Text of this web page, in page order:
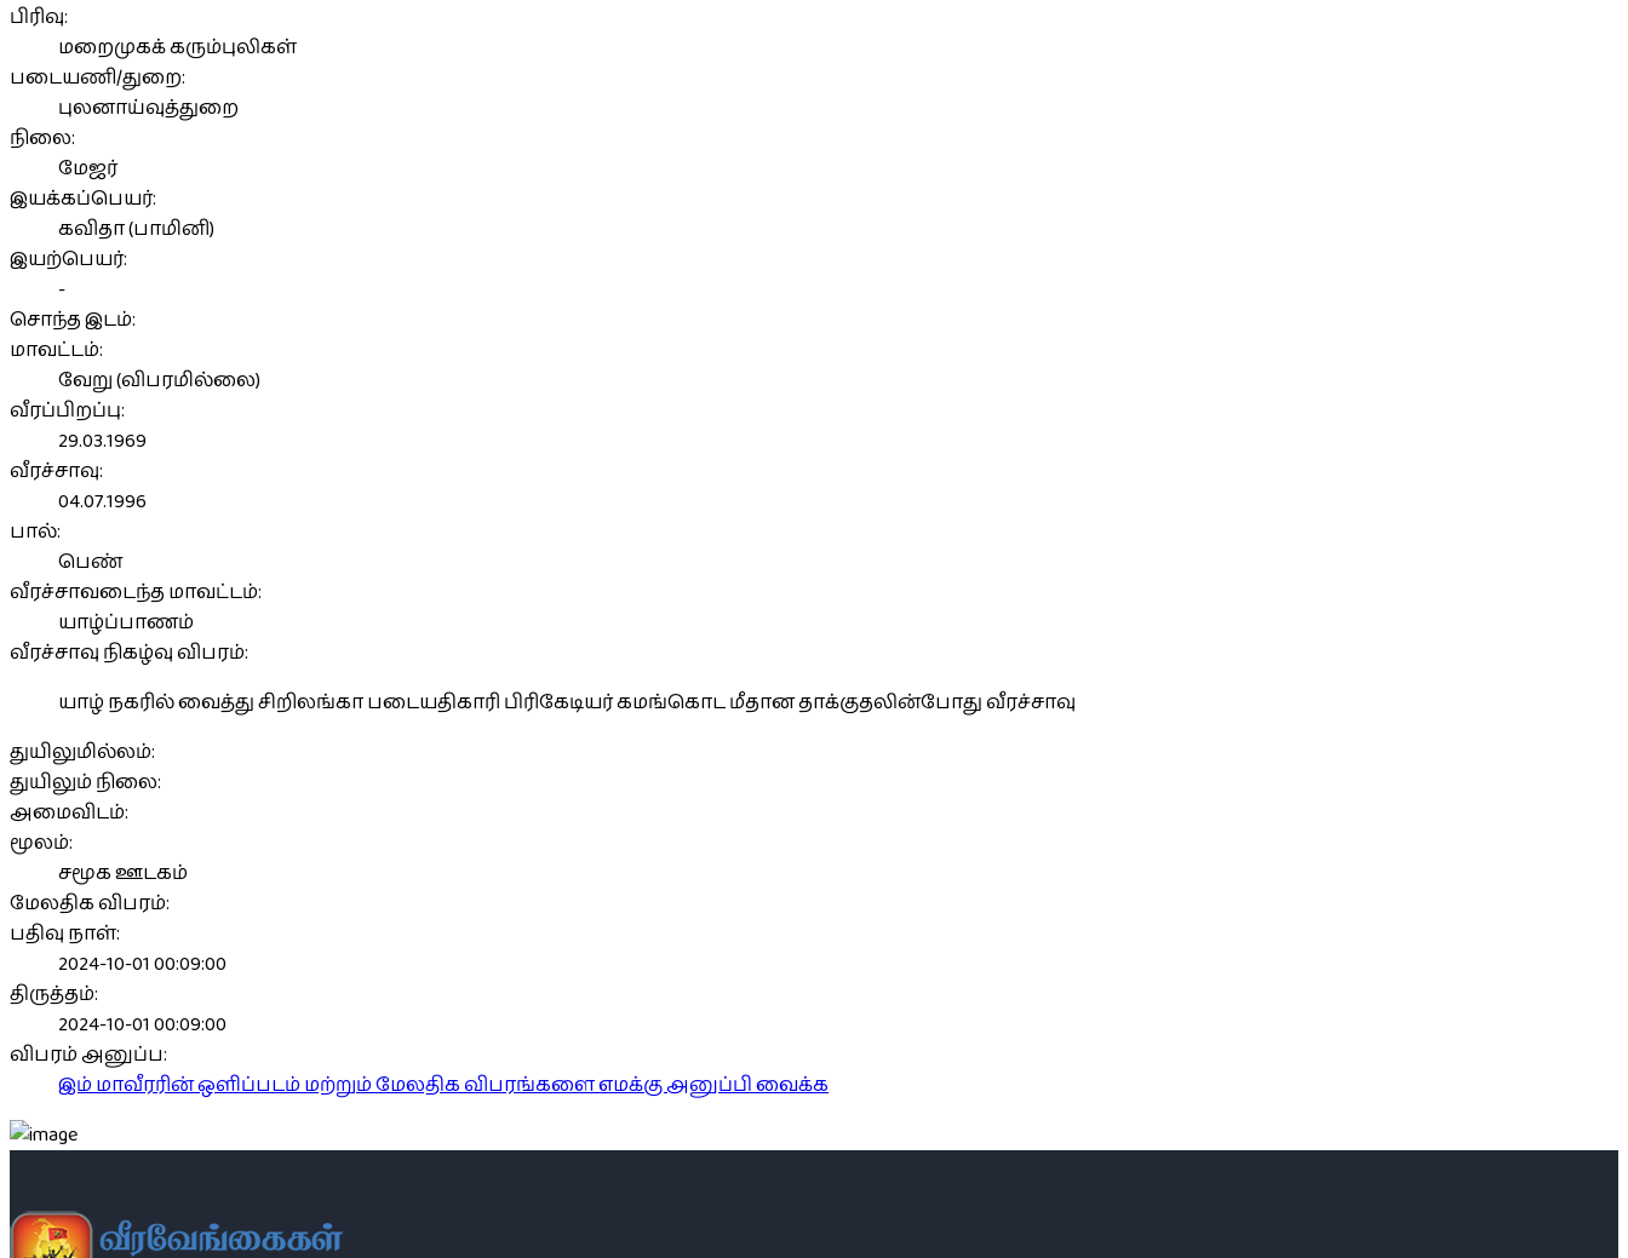
பிரிவு:
மறைமுகக் கரும்புலிகள்
படையணி/துறை:
புலனாய்வுத்துறை
நிலை:
மேஜர்
இயக்கப்பெயர்:
கவிதா (பாமினி)
இயற்பெயர்:
-
சொந்த இடம்:
மாவட்டம்:
வேறு (விபரமில்லை)
வீரப்பிறப்பு:
29.03.1969
வீரச்சாவு:
04.07.1996
பால்:
பெண்
வீரச்சாவடைந்த மாவட்டம்:
யாழ்ப்பாணம்
வீரச்சாவு நிகழ்வு விபரம்:
யாழ் நகரில் வைத்து சிறிலங்கா படையதிகாரி பிரிகேடியர் கமங்கொட மீதான தாக்குதலின்போது வீரச்சாவு
துயிலுமில்லம்:
துயிலும் நிலை:
அமைவிடம்:
மூலம்:
சமூக ஊடகம்
மேலதிக விபரம்:
பதிவு நாள்:
2024-10-01 00:09:00
திருத்தம்:
2024-10-01 00:09:00
விபரம் அனுப்ப:
இம் மாவீரரின் ஒளிப்படம் மற்றும் மேலதிக விபரங்களை எமக்கு அனுப்பி வைக்க